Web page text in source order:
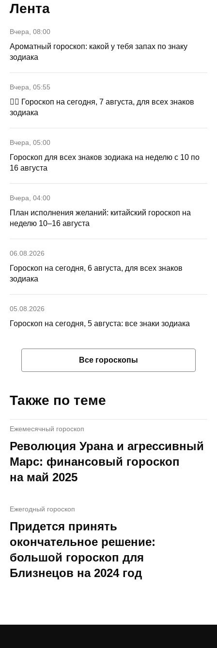
Лента
Вчера, 08:00
Ароматный гороскоп: какой у тебя запах по знаку
зодиака
Вчера, 05:55
🧙‍♀ Гороскоп на сегодня, 7 августа, для всех знаков
зодиака
Вчера, 05:00
Гороскоп для всех знаков зодиака на неделю с 10 по
16 августа
Вчера, 04:00
План исполнения желаний: китайский гороскоп на
неделю 10–16 августа
06.08.2026
Гороскоп на сегодня, 6 августа, для всех знаков
зодиака
05.08.2026
Гороскоп на сегодня, 5 августа: все знаки зодиака
Все гороскопы
Также по теме
Ежемесячный гороскоп
Революция Урана и агрессивный
Марс: финансовый гороскоп
на май 2025
Ежегодный гороскоп
Придется принять
окончательное решение:
большой гороскоп для
Близнецов на 2024 год